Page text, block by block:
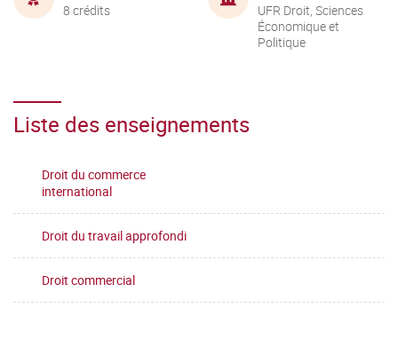
8 crédits
UFR Droit, Sciences
Économique et
Politique
Liste des enseignements
Droit du commerce
international
Droit du travail approfondi
Droit commercial